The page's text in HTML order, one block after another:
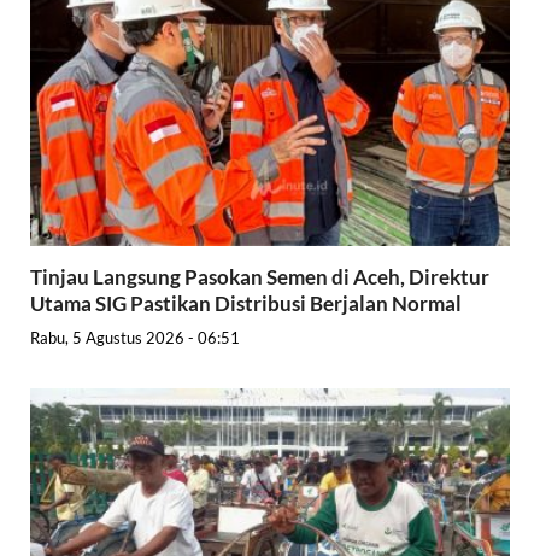
Tinjau Langsung Pasokan Semen di Aceh, Direktur
Utama SIG Pastikan Distribusi Berjalan Normal
Rabu, 5 Agustus 2026 - 06:51